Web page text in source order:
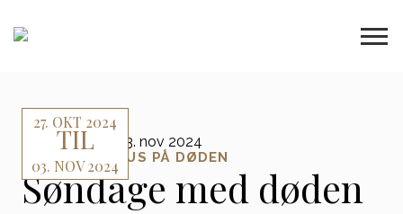
27. okt 2024 - 03. nov 2024
UGE 44 - FOKUS PÅ DØDEN
Søndage med døden
27. OKT 2024
TIL
03. NOV 2024